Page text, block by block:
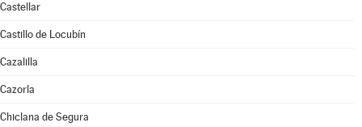
Castellar
Castillo de Locubín
Cazalilla
Cazorla
Chiclana de Segura